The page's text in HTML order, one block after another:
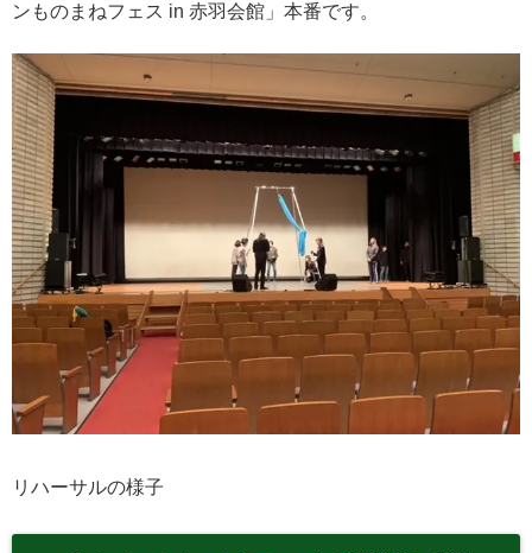
ンものまねフェス in 赤羽会館」本番です。
リハーサルの様子